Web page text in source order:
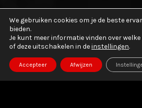
We gebruiken cookies om je de beste
bieden.
Je kunt meer informatie vinden over
of deze uitschakelen in deinstellingen.
Accepteer Afwijzen